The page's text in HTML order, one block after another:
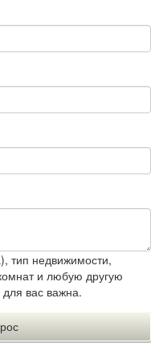
тип недвижимости,
и любую другую
вас важна.